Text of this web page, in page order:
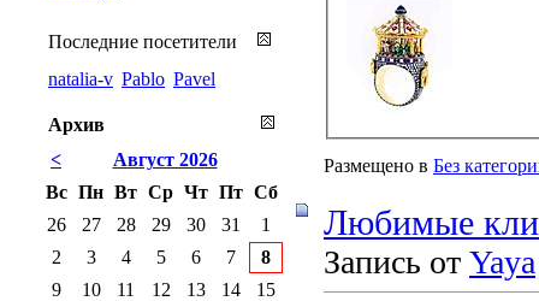
Размещено в Без
Любимые
Запись от Yaya
Последние посетители
natalia-v Pablo Pavel
Архив
<
Август 2026
Вс Пн Вт Ср Чт Пт Сб
26
27 28 29 30 31
1
2
3 4 5 6 7
8
9
10 11 12 13 14
15